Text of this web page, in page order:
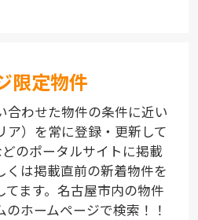
限定物件
合わせた物件の条件に近い
ア）を常に登録・更新して
のポータルサイトに掲載
くは掲載直前の新着物件を
ます。名古屋市内の物件
ホームページで検索！！